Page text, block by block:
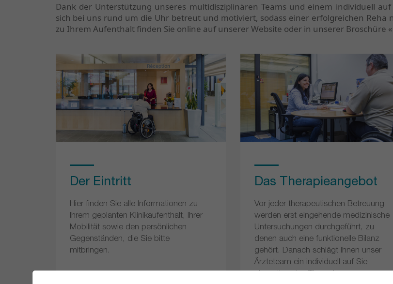
Dank der Unterstützung unseres multidisziplinären Teams und einem individuell
sich bei uns rund um die Uhr betreut und motiviert, sodass einer erfolgreichen
zu Ihrem Aufenthalt finden Sie online auf unserer Website oder in unserer Broschüre «
Der Eintritt
Hier finden Sie alle Informationen zu
Ihrem geplanten Klinikaufenthalt, Ihrer
Mobilität sowie den persönlichen
Gegenständen, die Sie bitte
mitbringen.
Das Therapieangebot
Vor jeder therapeutischen Betreuung
werden erst eingehende medizinische
Untersuchungen durchgeführt, zu
denen auch eine funktionelle Bilanz
gehört. Danach schlägt Ihnen unser
Ärzteteam ein individuell auf Sie